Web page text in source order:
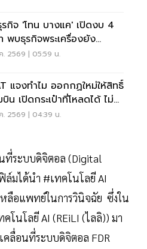
รกิจ 'โทน บางแค' เปิดงบ 4
พบธุรกิจพระเครื่องยัง
น
. 2569 | 05:59 น.
แจงทำไม ออกกฏใหม่ให้สิทธิ์
น เปิดกระเป๋าที่โหลดได้ ไม่
ยกเจ้าของ
. 2569 | 04:39 น.
ที่ระบบดิจิตอล (Digital
ล์มได้นำ #เทคโนโลยี AI
หลือแพทย์ในการวินิจฉัย ซึ่งใน
โนโลยี AI (REiLI (ไลลิ)) มา
คลื่อนที่ระบบดิจิตอล FDR